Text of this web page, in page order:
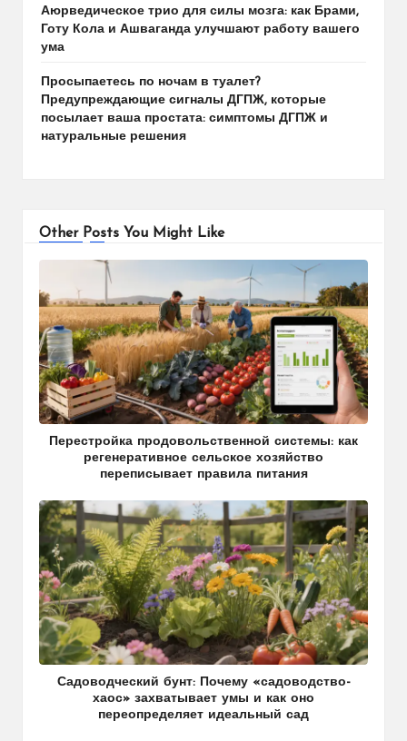
Аюрведическое трио для силы мозга: как Брами,
Готу Кола и Ашваганда улучшают работу вашего
ума
Просыпаетесь по ночам в туалет?
Предупреждающие сигналы ДГПЖ, которые
посылает ваша простата: симптомы ДГПЖ и
натуральные решения
Other Posts You Might Like
Перестройка продовольственной системы: как
регенеративное сельское хозяйство
переписывает правила питания
Садоводческий бунт: Почему «садоводство-
хаос» захватывает умы и как оно
переопределяет идеальный сад